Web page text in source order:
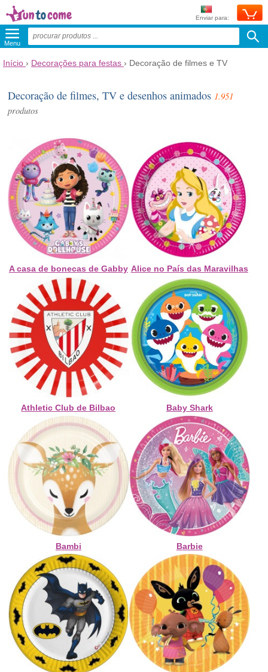
Enviar para:
Menu
Início › Decorações para festas › Decoração de filmes e TV
Decoração de filmes, TV e desenhos animados 1.951
produtos
A casa de bonecas de Gabby Alice no País das Maravilhas
Athletic Club de Bilbao Baby Shark
Bambi Barbie